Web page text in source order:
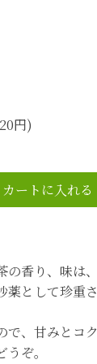
円)
の香り、味は
薬として珍重
、甘みとコ
ぞ。